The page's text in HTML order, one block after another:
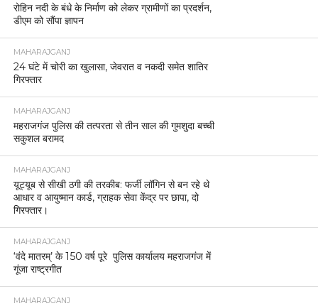
रोहिन नदी के बंधे के निर्माण को लेकर ग्रामीणों का प्रदर्शन,
डीएम को सौंपा ज्ञापन
MAHARAJGANJ
24 घंटे में चोरी का खुलासा, जेवरात व नकदी समेत शातिर
गिरफ्तार
MAHARAJGANJ
महराजगंज पुलिस की तत्परता से तीन साल की गुमशुदा बच्ची
सकुशल बरामद
MAHARAJGANJ
यूट्यूब से सीखी ठगी की तरकीब: फर्जी लॉगिन से बन रहे थे
आधार व आयुष्मान कार्ड, ग्राहक सेवा केंद्र पर छापा, दो
गिरफ्तार।
MAHARAJGANJ
‘वंदे मातरम्’ के 150 वर्ष पूरे पुलिस कार्यालय महराजगंज में
गूंजा राष्ट्रगीत
MAHARAJGANJ